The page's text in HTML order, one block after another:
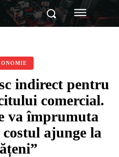
indirect pentru
comercial.
va împrumuta
ajunge la